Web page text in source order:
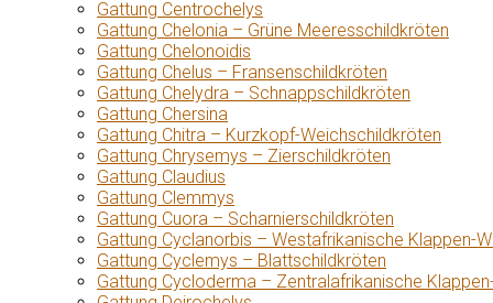
Gattung Centrochelys
Gattung Chelonia – Grüne Meeresschildkröten
Gattung Chelonoidis
Gattung Chelus – Fransenschildkröten
Gattung Chelydra – Schnappschildkröten
Gattung Chersina
Gattung Chitra – Kurzkopf-Weichschildkröten
Gattung Chrysemys – Zierschildkröten
Gattung Claudius
Gattung Clemmys
Gattung Cuora – Scharnierschildkröten
Gattung Cyclanorbis – Westafrikanische Klappen-
Gattung Cyclemys – Blattschildkröten
Gattung Cycloderma – Zentralafrikanische